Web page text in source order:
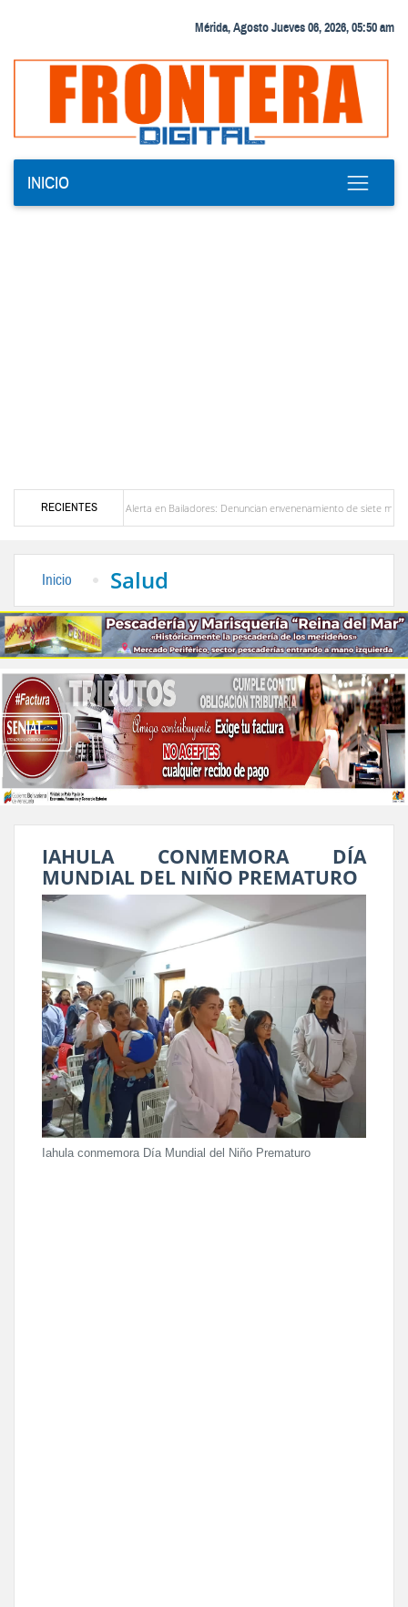
Mérida, Agosto Jueves 06, 2026, 05:50 am
INICIO
RECIENTES
Alerta en Bailadores: Denuncian envenenamiento de siete mascotas en El
Inicio Salud
IAHULA CONMEMORA DÍA
MUNDIAL DEL NIÑO PREMATURO
Iahula conmemora Día Mundial del Niño Prematuro